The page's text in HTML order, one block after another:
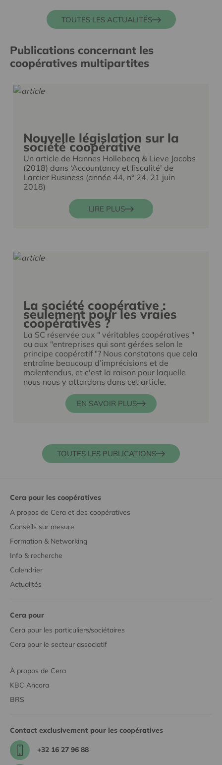
TOUTES LES ACTUALITÉS
Publications concernant les
coopératives multipartites
Nouvelle législation sur la
société coopérative
Un article de Hannes Hollebecq & Lieve Jacobs
(2018) dans ‘Accountancy et fiscalité’ de
Larcier Business (année 44, n° 24, 21 juin
2018)
LIRE PLUS
La société coopérative :
seulement pour les vraies
coopératives ?
La SC réservée aux " véritables coopératives "
ou aux "entreprises qui sont gérées selon le
principe coopératif "? Nous constatons que cela
entraîne beaucoup d’imprécisions et de
malentendus, et c'est la raison pour laquelle
nous nous y attardons dans cet article.
EN SAVOIR PLUS
TOUTES LES PUBLICATIONS
Cera pour les coopératives
A propos de Cera et des coopératives
Conseils sur mesure
Formation & Networking
Info & recherche
Calendrier
Actualités
Cera pour
Cera pour les particuliers/sociétaires
Cera pour le secteur associatif
À propos de Cera
KBC Ancora
BRS
Contact exclusivement pour les coopératives
+32 16 27 96 88